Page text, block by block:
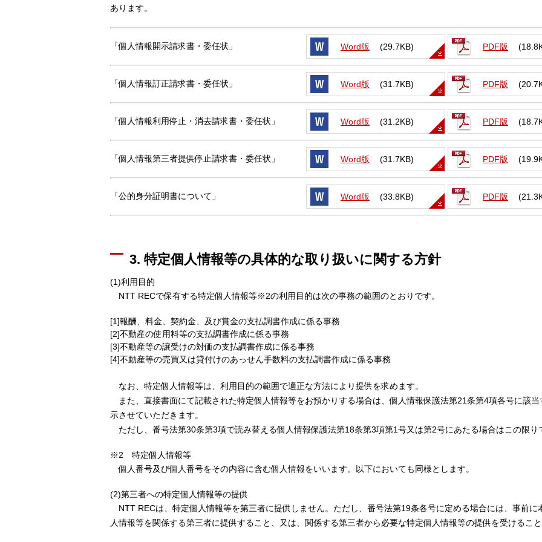
あります。
「個人情報開示請求書・委任状」 Word版 (29.7KB) PDF版
「個人情報訂正請求書・委任状」 Word版 (31.7KB) PDF版
「個人情報利用停止・消去請求書・委任状」 Word版 (31.2KB) PDF版
「個人情報第三者提供停止請求書・委任状」 Word版 (31.7KB) PDF版
「公的身分証明書について」 Word版 (33.8KB) PDF版
3. 特定個人情報等の具体的な取り扱いに関する方針
(1)利用目的
NTT RECで保有する特定個人情報等※2の利用目的は次の事務の範囲のとおりです。
[1]報酬、料金、契約金、及び賞金の支払調書作成に係る事務
[2]不動産の使用料等の支払調書作成に係る事務
[3]不動産等の譲受けの対価の支払調書作成に係る事務
[4]不動産等の売買又は貸付けのあっせん手数料の支払調書作成に係る事務
なお、特定個人情報等は、利用目的の範囲で適正な方法により提供を求めます。
また、直接書面にて記載された特定個人情報等をお預かりする場合は、個人情報保護法第21条第4項各号に該
示させていただきます。
ただし、番号法第30条第3項で読み替える個人情報保護法第18条第3項第1号又は第2号にあたる場合はこの限り
※2 特定個人情報等
個人番号及び個人番号をその内容に含む個人情報をいいます。以下においても同様とします。
(2)第三者への特定個人情報等の提供
NTT RECは、特定個人情報等を第三者に提供しません。ただし、番号法第19条各号に定める場合には、事前に
人情報等を関係する第三者に提供すること、又は、関係する第三者から必要な特定個人情報等の提供を受けること